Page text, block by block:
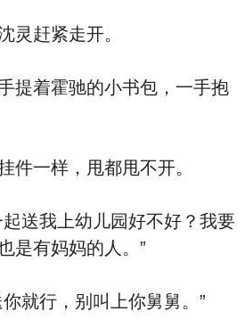
灵赶紧走开。
提着霍驰的小书包，一手抱
件一样，甩都甩不开。
送我上幼儿园好不好？我要
是有妈妈的人。”
就行，别叫上你舅舅。”